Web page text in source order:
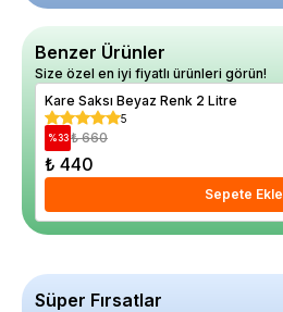
Benzer Ürünler
Size özel en iyi fiyatlı ürünleri görün!
Kare Saksı Beyaz Renk 2 Litre
5
%33 ₺ 660
₺ 440
Sepete Ekle
Süper Fırsatlar